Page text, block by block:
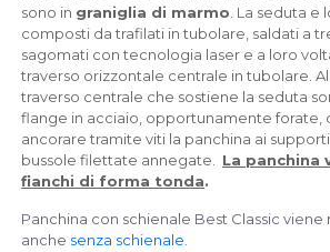
sono in graniglia di marmo . La seduta
composti da trafilati in tubolare, saldati a
sagomati con tecnologia laser e a loro
traverso orizzontale centrale in tubolare.
traverso centrale che sostiene la seduta
flange in acciaio, opportunamente forate,
ancorare tramite viti la panchina ai
bussole filettate annegate. La panchina
fianchi di forma tonda.
Panchina con schienale Best Classic viene
anche senza schienale